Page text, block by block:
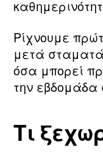
Ρίχνουμε
μετά
όσα μπορεί
την εβδομάδα
Τι